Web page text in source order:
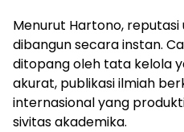
Menurut Hartono,
dibangun secara instan.
ditopang oleh tata kelola
akurat, publikasi ilmiah
internasional yang
sivitas akademika.